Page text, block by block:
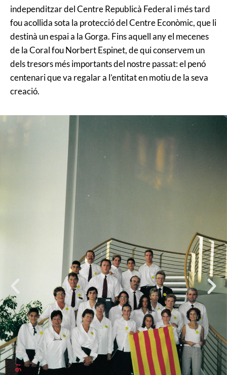
independitzar del Centre Republicà Federal i més tard
fou acollida sota la protecció del Centre Econòmic, que li
destinà un espai a la Gorga. Fins aquell any el mecenes
de la Coral fou Norbert Espinet, de qui conservem un
dels tresors més importants del nostre passat: el penó
centenari que va regalar a l’entitat en motiu de la seva
creació.